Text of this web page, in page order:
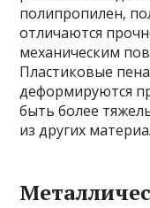
полипропилен,
отличаются
механическим
Пластиковые
деформируются
быть более
из других